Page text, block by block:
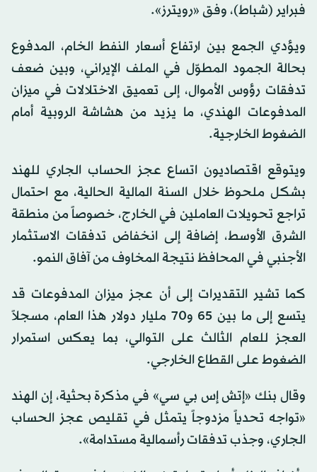
فبراير (شباط)، وفق «رويترز».
ويؤدي الجمع بين ارتفاع أسعار النفط الخام، المدفوع
بحالة الجمود المطوّل في الملف الإيراني، وبين ضعف
تدفقات رؤوس الأموال، إلى تعميق الاختلالات في ميزان
المدفوعات الهندي، ما يزيد من هشاشة الروبية أمام
الضغوط الخارجية.
ويتوقع اقتصاديون اتساع عجز الحساب الجاري للهند
بشكل ملحوظ خلال السنة المالية الحالية، مع احتمال
تراجع تحويلات العاملين في الخارج، خصوصاً من منطقة
الشرق الأوسط، إضافة إلى انخفاض تدفقات الاستثمار
الأجنبي في المحافظ نتيجة المخاوف من آفاق النمو.
كما تشير التقديرات إلى أن عجز ميزان المدفوعات قد
يتسع إلى ما بين 65 و70 مليار دولار هذا العام، مسجلاً
العجز للعام الثالث على التوالي، بما يعكس استمرار
الضغوط على القطاع الخارجي.
وقال بنك «إتش إس بي سي» في مذكرة بحثية، إن الهند
«تواجه تحدياً مزدوجاً يتمثل في تقليص عجز الحساب
الجاري، وجذب تدفقات رأسمالية مستدامة».